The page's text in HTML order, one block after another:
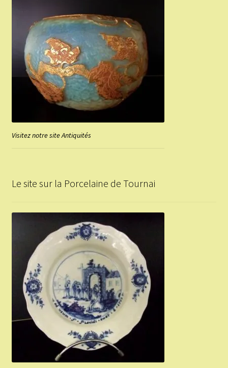
Visitez notre site Antiquités
Le site sur la Porcelaine de Tournai